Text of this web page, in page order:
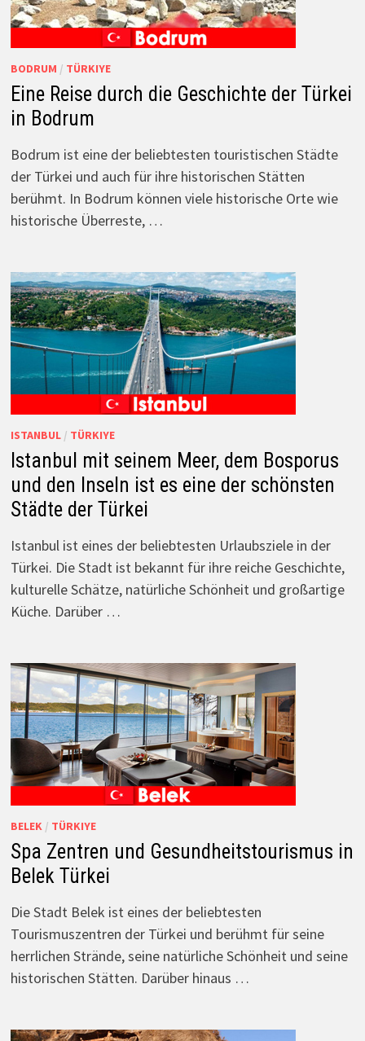
BODRUM / TÜRKIYE
Eine Reise durch die Geschichte der Türkei
in Bodrum
Bodrum ist eine der beliebtesten touristischen Städte
der Türkei und auch für ihre historischen Stätten
berühmt. In Bodrum können viele historische Orte wie
historische Überreste, …
ISTANBUL/ TÜRKIYE
Istanbul mit seinem Meer, dem Bosporus
und den Inseln ist es eine der schönsten
Städte der Türkei
Istanbul ist eines der beliebtesten Urlaubsziele in der
Türkei. Die Stadt ist bekannt für ihre reiche Geschichte,
kulturelle Schätze, natürliche Schönheit und großartige
Küche. Darüber …
BELEK/ TÜRKIYE
Spa Zentren und Gesundheitstourismus in
Belek Türkei
Die Stadt Belek ist eines der beliebtesten
Tourismuszentren der Türkei und berühmt für seine
herrlichen Strände, seine natürliche Schönheit und seine
historischen Stätten. Darüber hinaus …